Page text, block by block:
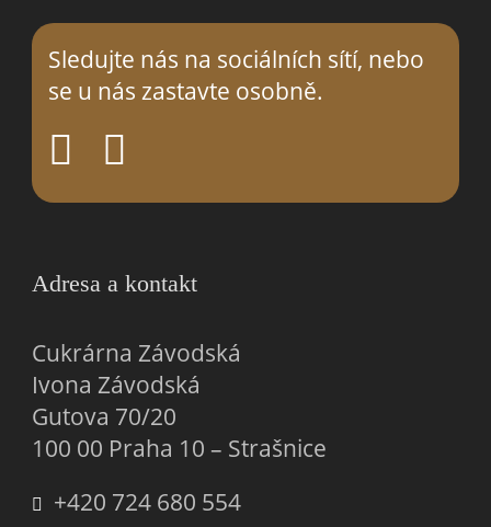
Sledujte nás na sociálních sítí, nebo
se u nás zastavte osobně.
Adresa a kontakt
Cukrárna Závodská
Ivona Závodská
Gutova 70/20
100 00 Praha 10 – Strašnice
+420 724 680 554